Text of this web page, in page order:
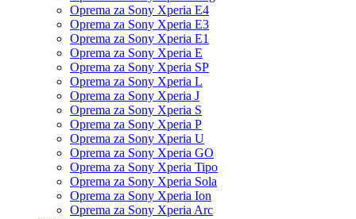
Oprema za Sony Xperia E4
Oprema za Sony Xperia E3
Oprema za Sony Xperia E1
Oprema za Sony Xperia E
Oprema za Sony Xperia SP
Oprema za Sony Xperia L
Oprema za Sony Xperia J
Oprema za Sony Xperia S
Oprema za Sony Xperia P
Oprema za Sony Xperia U
Oprema za Sony Xperia GO
Oprema za Sony Xperia Tipo
Oprema za Sony Xperia Sola
Oprema za Sony Xperia Ion
Oprema za Sony Xperia Arc